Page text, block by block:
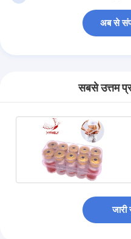
अब से
सबसे उत्तम